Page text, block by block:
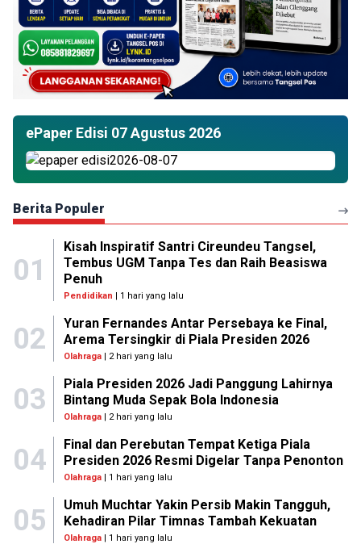
ePaper Edisi 07 Agustus 2026
Berita Populer
01
Kisah Inspiratif Santri Cireundeu Tangsel,
Tembus UGM Tanpa Tes dan Raih Beasiswa
Penuh
Pendidikan | 1 hari yang lalu
02
Yuran Fernandes Antar Persebaya ke Final,
Arema Tersingkir di Piala Presiden 2026
Olahraga| 2 hari yang lalu
03
Piala Presiden 2026 Jadi Panggung Lahirnya
Bintang Muda Sepak Bola Indonesia
Olahraga| 2 hari yang lalu
04
Final dan Perebutan Tempat Ketiga Piala
Presiden 2026 Resmi Digelar Tanpa Penonton
Olahraga| 1 hari yang lalu
05
Umuh Muchtar Yakin Persib Makin Tangguh,
Kehadiran Pilar Timnas Tambah Kekuatan
Olahraga| 1 hari yang lalu